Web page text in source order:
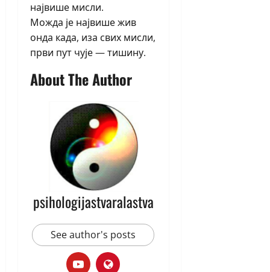
највише мисли.
Можда је највише жив
онда када, иза свих мисли,
први пут чује — тишину.
About The Author
psihologijastvaralastva
See author's posts